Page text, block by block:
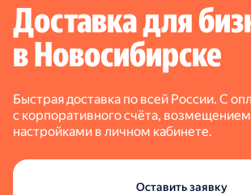
Доставка для
в Новосибирске
Быстрая доставка по всей России. С
с корпоративного счёта,
настройками в личном кабинете.
Оставить заявку